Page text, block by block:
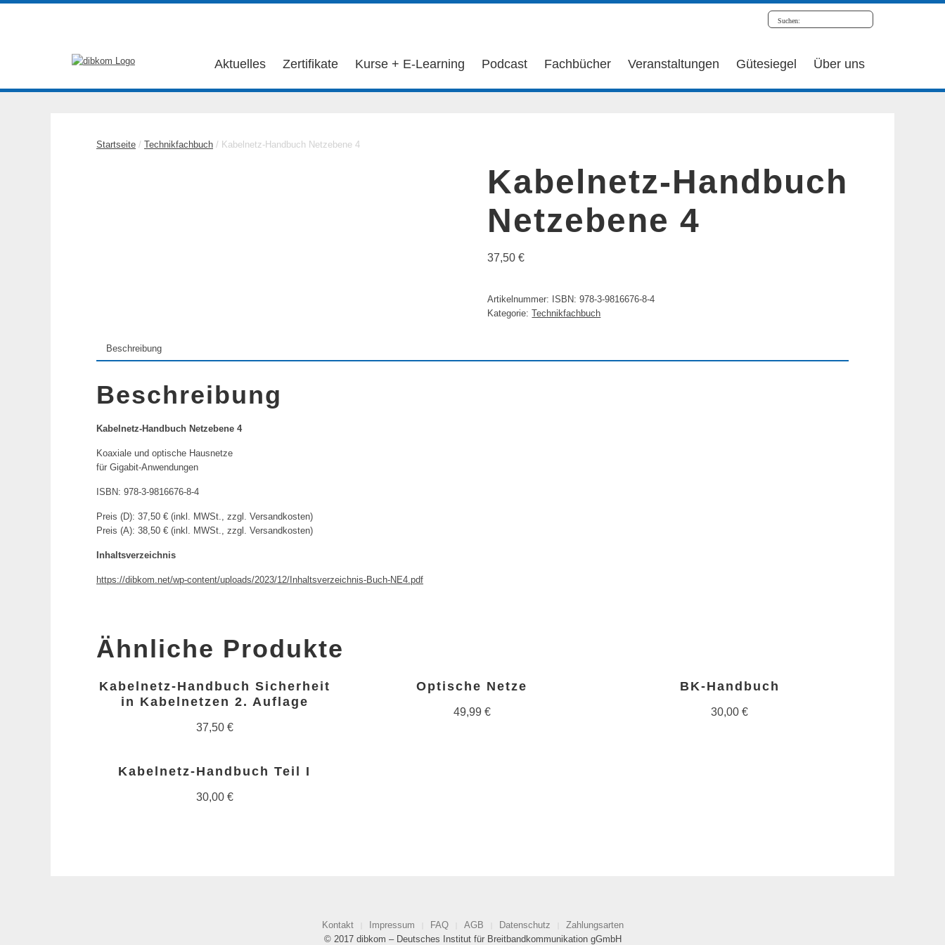
Aktuelles Zertifikate Kurse + E-Learning Podcast Fachbücher Veranstaltungen Gütesiegel Über uns
Startseite / Technikfachbuch / Kabelnetz-Handbuch Netzebene 4
Kabelnetz-Handbuch
Netzebene 4
37,50€
Artikelnummer: ISBN: 978-3-9816676-8-4
Kategorie:Technikfachbuch
Beschreibung
Beschreibung
Kabelnetz-Handbuch Netzebene 4
Koaxiale und optische Hausnetze
für Gigabit-Anwendungen
ISBN: 978-3-9816676-8-4
Preis (D): 37,50 € (inkl. MWSt., zzgl. Versandkosten)
Preis (A): 38,50 € (inkl. MWSt., zzgl. Versandkosten)
Inhaltsverzeichnis
https://dibkom.net/wp-content/uploads/2023/12/Inhaltsverzeichnis-Buch-NE4.pdf
Ähnliche Produkte
Kabelnetz-Handbuch Sicherheit
in Kabelnetzen 2. Auflage
37,50 €
Optische Netze
49,99 €
BK-Handbuch
30,00€
Kabelnetz-Handbuch Teil I
30,00 €
Kontakt Impressum FAQ AGB Datenschutz
Zahlungsarten
© 2017 dibkom – Deutsches Institut für Breitbandkommunikation gGmbH